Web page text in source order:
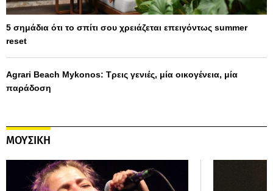
5 σημάδια ότι το σπίτι σου χρειάζεται επειγόντως summer
reset
Agrari Beach Mykonos: Τρεις γενιές, μία οικογένεια, μία
παράδοση
ΜΟΥΣΙΚΗ